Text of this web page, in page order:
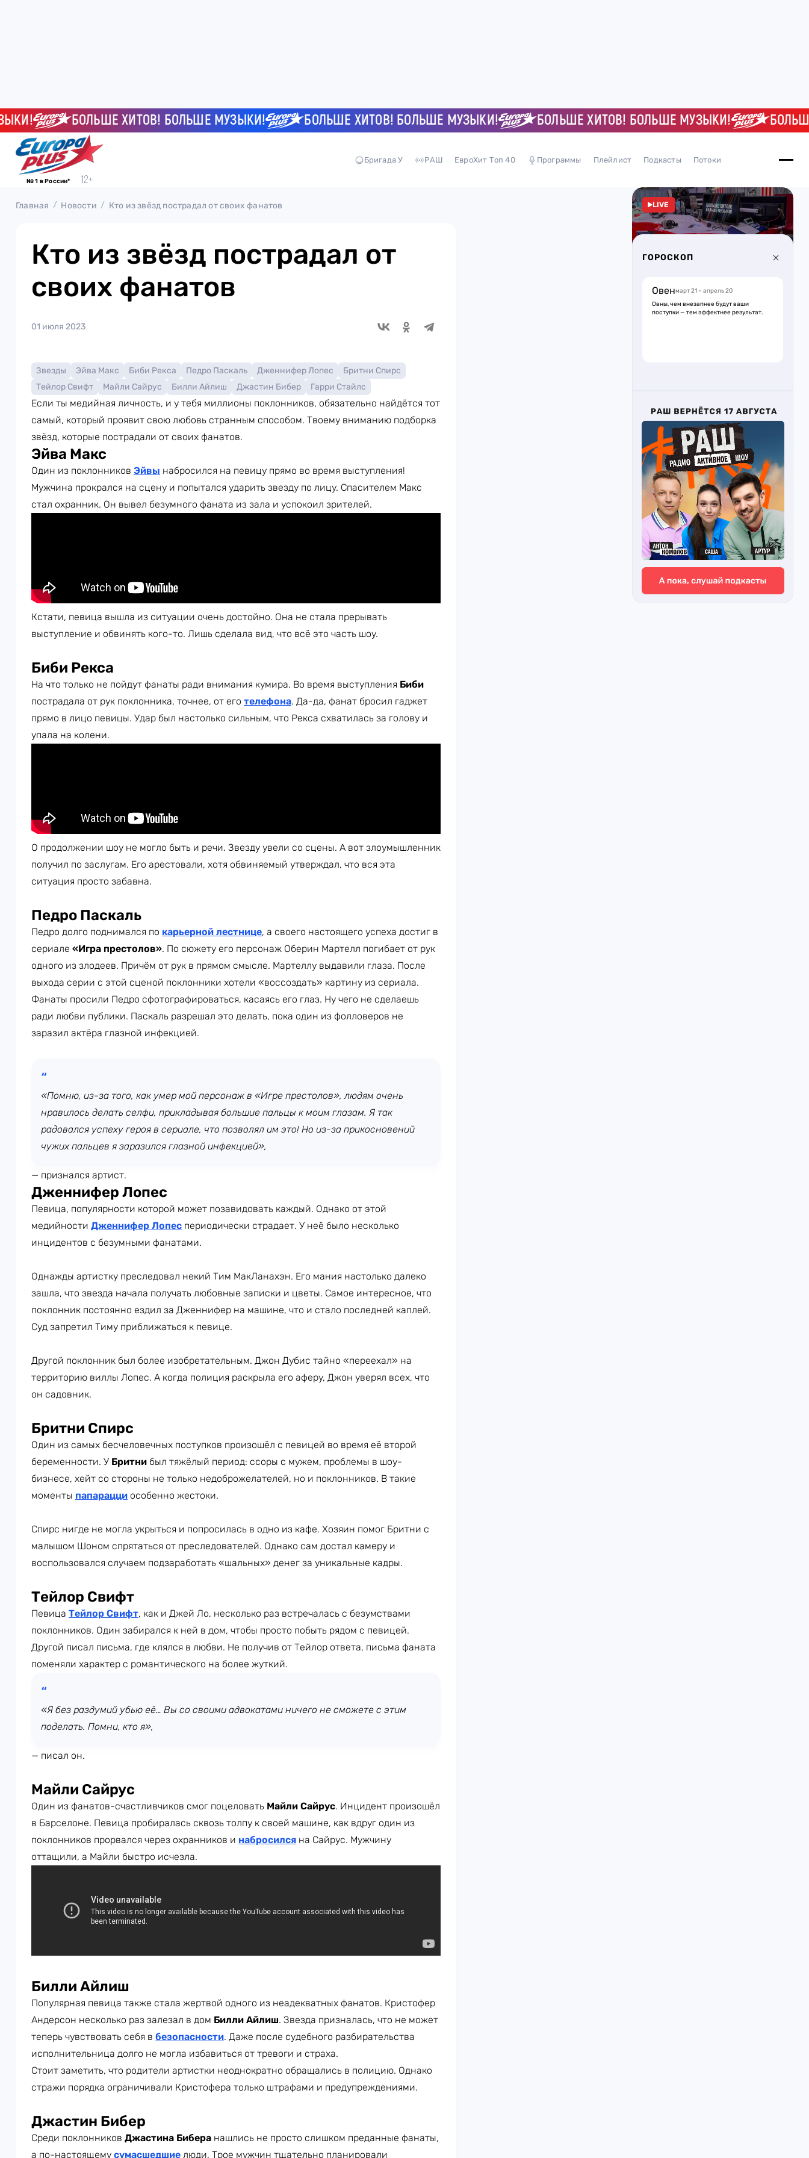
БОЛЬШЕ ХИТОВ! БОЛЬШЕ МУЗЫКИ! БОЛЬШЕ ХИТОВ! БОЛЬШЕ МУЗЫКИ! БОЛЬШЕ ХИТОВ! БОЛЬШЕ МУЗЫКИ! БОЛЬШЕ
№ 1 в России*
Бригада У РАШ ЕвроХит Топ 40 Программы Плейлист Подкасты Потоки
Главная Новости Кто из звёзд пострадал от своих фанатов
Кто из звёзд пострадал от
своих фанатов
01 июля 2023
Звезды Эйва Макс Биби Рекса Педро Паскаль Дженнифер Лопес
Бритни Спирс
Тейлор Свифт
Майли Сайрус Билли Айлиш Джастин Бибер Гарри Стайлс
Если ты медийная личность, и у тебя миллионы поклонников, обязательно найдётся тот
самый, который проявит свою любовь странным способом. Твоему вниманию подборка
звёзд, которые пострадали от своих фанатов.
Эйва Макс
Один из поклонников Эйвы набросился на певицу прямо во время выступления!
Мужчина прокрался на сцену и попытался ударить звезду по лицу. Спасителем Макс
стал охранник. Он вывел безумного фаната из зала и успокоил зрителей.
Кстати, певица вышла из ситуации очень достойно. Она не стала прерывать
выступление и обвинять кого-то. Лишь сделала вид, что всё это часть шоу.
Биби Рекса
На что только не пойдут фанаты ради внимания кумира. Во время выступления Биби
пострадала от рук поклонника, точнее, от его телефона. Да-да, фанат бросил гаджет
прямо в лицо певицы. Удар был настолько сильным, что Рекса схватилась за голову и
упала на колени.
О продолжении шоу не могло быть и речи. Звезду увели со сцены. А вот злоумышленник
получил по заслугам. Его арестовали, хотя обвиняемый утверждал, что вся эта
ситуация просто забавна.
Педро Паскаль
Педро долго поднимался по карьерной лестнице, а своего настоящего успеха достиг в
сериале «Игра престолов». По сюжету его персонаж Оберин Мартелл погибает от рук
одного из злодеев. Причём от рук в прямом смысле. Мартеллу выдавили глаза. После
выхода серии с этой сценой поклонники хотели «воссоздать» картину из сериала.
Фанаты просили Педро сфотографироваться, касаясь его глаз. Ну чего не сделаешь
ради любви публики. Паскаль разрешал это делать, пока один из фолловеров не
заразил актёра глазной инфекцией.
«Помню, из-за того, как умер мой персонаж в «Игре престолов», людям очень
нравилось делать селфи, прикладывая большие пальцы к моим глазам. Я так
радовался успеху героя в сериале, что позволял им это! Но из-за прикосновений
чужих пальцев я заразился глазной инфекцией»,
— признался артист.
Дженнифер Лопес
Певица, популярности которой может позавидовать каждый. Однако от этой
медийности Дженнифер Лопес периодически страдает. У неё было несколько
инцидентов с безумными фанатами.
Однажды артистку преследовал некий Тим МакЛанахэн. Его мания настолько далеко
зашла, что звезда начала получать любовные записки и цветы. Самое интересное, что
поклонник постоянно ездил за Дженнифер на машине, что и стало последней каплей.
Суд запретил Тиму приближаться к певице.
Другой поклонник был более изобретательным. Джон Дубис тайно «переехал» на
территорию виллы Лопес. А когда полиция раскрыла его аферу, Джон уверял всех, что
он садовник.
Бритни Спирс
Один из самых бесчеловечных поступков произошёл с певицей во время её второй
беременности. У Бритни был тяжёлый период: ссоры с мужем, проблемы в шоу-
бизнесе, хейт со стороны не только недоброжелателей, но и поклонников. В такие
моменты папарацци особенно жестоки.
Спирс нигде не могла укрыться и попросилась в одно из кафе. Хозяин помог Бритни с
малышом Шоном спрятаться от преследователей. Однако сам достал камеру и
воспользовался случаем подзаработать «шальных» денег за уникальные кадры.
Тейлор Свифт
Певица Тейлор Свифт, как и Джей Ло, несколько раз встречалась с безумствами
поклонников. Один забирался к ней в дом, чтобы просто побыть рядом с певицей.
Другой писал письма, где клялся в любви. Не получив от Тейлор ответа, письма фаната
поменяли характер с романтического на более жуткий.
«Я без раздумий убью её… Вы со своими адвокатами ничего не сможете с этим
поделать. Помни, кто я»,
— писал он.
Майли Сайрус
Один из фанатов-счастливчиков смог поцеловать Майли Сайрус. Инцидент произошёл
в Барселоне. Певица пробиралась сквозь толпу к своей машине, как вдруг один из
поклонников прорвался через охранников и набросился на Сайрус. Мужчину
оттащили, а Майли быстро исчезла.
Билли Айлиш
Популярная певица также стала жертвой одного из неадекватных фанатов. Кристофер
Андерсон несколько раз залезал в дом Билли Айлиш. Звезда призналась, что не может
теперь чувствовать себя в безопасности. Даже после судебного разбирательства
исполнительница долго не могла избавиться от тревоги и страха.
Стоит заметить, что родители артистки неоднократно обращались в полицию. Однако
стражи порядка ограничивали Кристофера только штрафами и предупреждениями.
Джастин Бибер
Среди поклонников Джастина Бибера нашлись не просто слишком преданные фанаты,
а по-настоящему сумасшедшие люди. Трое мужчин тщательно планировали
LIVE
ГОРОСКОП
Овенмарт 21 – апрель 20
Овны, чем внезапнее будут ваши
поступки — тем эффектнее результат.